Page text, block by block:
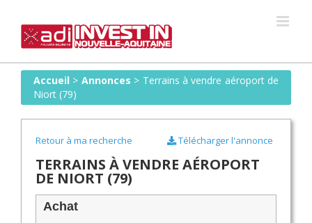
content
Accueil > Annonces > Terrains à vendre aéroport de
Niort (79)
Retour à ma recherche
TERRAINS À VENDRE AÉROPORT
DE NIORT (79)
Télécharger l'annonce
Achat